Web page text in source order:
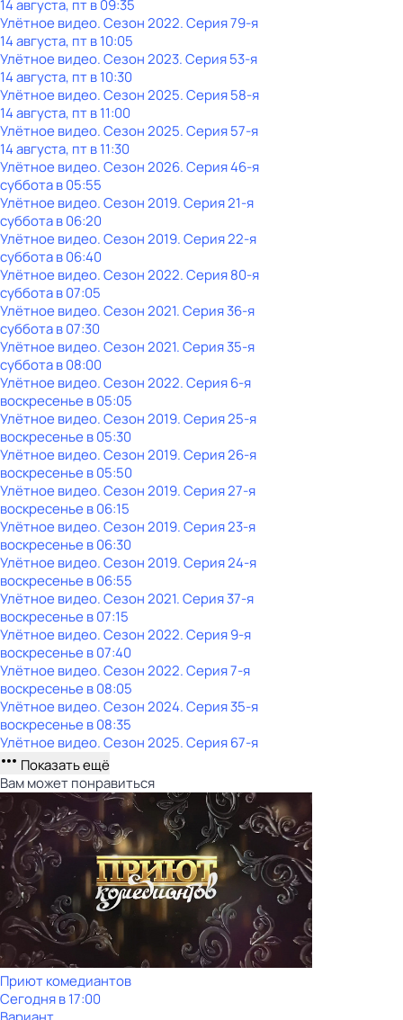
14 августа, пт в 09:35
Улётное видео. Сезон 2022. Серия 79-я
14 августа, пт в 10:05
Улётное видео. Сезон 2023. Серия 53-я
14 августа, пт в 10:30
Улётное видео. Сезон 2025. Серия 58-я
14 августа, пт в 11:00
Улётное видео. Сезон 2025. Серия 57-я
14 августа, пт в 11:30
Улётное видео. Сезон 2026. Серия 46-я
субботав05:55
Улётное видео. Сезон 2019. Серия 21-я
субботав06:20
Улётное видео. Сезон 2019. Серия 22-я
субботав06:40
Улётное видео. Сезон 2022. Серия 80-я
субботав07:05
Улётное видео. Сезон 2021. Серия 36-я
субботав07:30
Улётное видео. Сезон 2021. Серия 35-я
субботав08:00
Улётное видео. Сезон 2022. Серия 6-я
воскресенье в05:05
Улётное видео. Сезон 2019. Серия 25-я
воскресенье в05:30
Улётное видео. Сезон 2019. Серия 26-я
воскресенье в05:50
Улётное видео. Сезон 2019. Серия 27-я
воскресенье в06:15
Улётное видео. Сезон 2019. Серия 23-я
воскресенье в06:30
Улётное видео. Сезон 2019. Серия 24-я
воскресенье в06:55
Улётное видео. Сезон 2021. Серия 37-я
воскресенье в07:15
Улётное видео. Сезон 2022. Серия 9-я
воскресенье в07:40
Улётное видео. Сезон 2022. Серия 7-я
воскресенье в08:05
Улётное видео. Сезон 2024. Серия 35-я
воскресенье в08:35
Улётное видео. Сезон 2025. Серия 67-я
Показать ещё
Вам может понравиться
Приют комедиантов
Сегодня в 17:00